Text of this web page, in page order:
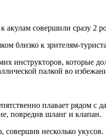
акулам совершили сразу 2
близко к зрителям-
инструкторов, которые
палкой во
плавает рядом с
повредив шланг и клапан.
совершив несколько